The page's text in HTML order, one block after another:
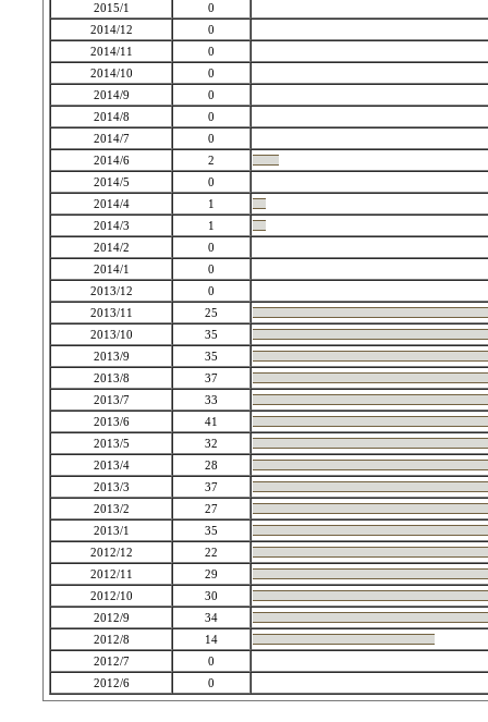
2015/1
0
2014/12
0
2014/11
0
2014/10
0
2014/9
0
2014/8
0
2014/7
0
2014/6
2
2014/5
0
2014/4
1
2014/3
1
2014/2
0
2014/1
0
2013/12
0
2013/11
25
2013/10
35
2013/9
35
2013/8
37
2013/7
33
2013/6
41
2013/5
32
2013/4
28
2013/3
37
2013/2
27
2013/1
35
2012/12
22
2012/11
29
2012/10
30
2012/9
34
2012/8
14
2012/7
0
2012/6
0